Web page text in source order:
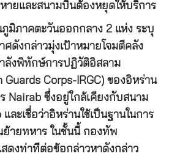
หายและสนามบินต้องหยุดให้บริการ
ภูมิภาคตะวันออกกลาง 2 แห่ง ระบุ
ศดังกล่าวมุ่งเป้าหมายโจมตีคลัง
ลังพิทักษ์การปฏิวัติอิสลาม
Corps-IRGC) ของอิหร่าน
Nairab ซึ่งอยู่ใกล้เคียงกับสนาม
ละเชื่อว่าอิหร่านใช้เป็นฐานในการ
ย้ายทหาร ในชั้นนี้ กองทัพ
สดงท่าทีต่อข้อกล่าวหาดังกล่าว